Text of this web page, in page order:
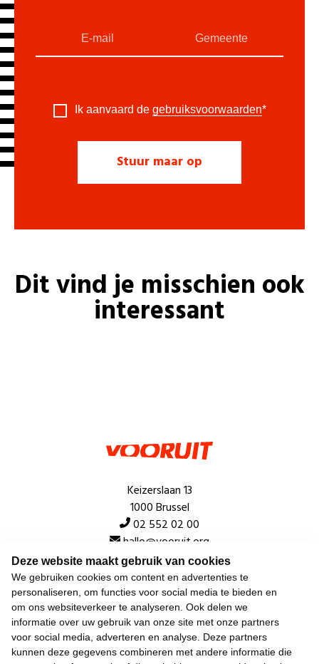
Deze website maakt gebruik van cookies
We gebruiken cookies om content en advertenties te
personaliseren, om functies voor social media te bieden en
om ons websiteverkeer te analyseren. Ook delen we
informatie over uw gebruik van onze site met onze partners
voor social media, adverteren en analyse. Deze partners
kunnen deze gegevens combineren met andere informatie die
Ik aanvaard de gebruiksvoorwaarden*
Dit vind je misschien ook
interessant
Keizerslaan 13
1000 Brussel
02 552 02 00
hallo@vooruit.org
Snel
Over de beweging
Algemeen